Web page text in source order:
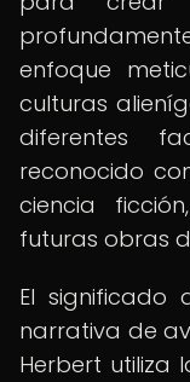
enfoque
culturas
diferentes
reconocido
ciencia
futuras obras
El significado
narrativa de
Herbert utiliza